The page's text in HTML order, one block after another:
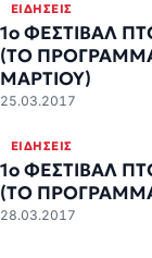
ΕΙΔΉΣΕΙΣ
1o ΦΕΣΤΙΒΑΛ
(ΤΟ
ΜΑΡΤΙΟΥ)
25.03.2017
ΕΙΔΉΣΕΙΣ
1o ΦΕΣΤΙΒΑΛ
(ΤΟ
28.03.2017